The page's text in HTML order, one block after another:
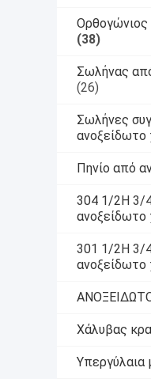
Ορθογώνιος
(38)
Σωλήνας
(26)
Σωλήνες
ανοξείδωτο
Πηνίο από
304 1/2H 3/
ανοξείδωτο
301 1/2H 3/
ανοξείδωτο
Χάλυβας
Υπεργύλαια